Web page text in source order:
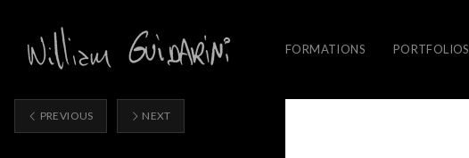
FORMATIONS PORTFOLIOS
PREVIOUS NEXT